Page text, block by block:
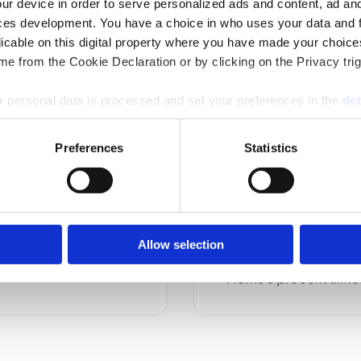
device in order to serve personalized ads and content, ad
development. You have a choice in who uses your data and
on this digital property where you have made your
from the Cookie Declaration or by clicking on the Privacy
personal data is processed and set your preferences in the
our site with our social media, advertising and analytics
to them or that they’ve collected from your use of their
Preferences Statistics
Allow selection
10-19 mottagare: 9
20-40 mottagare:
*Moms 6 procent